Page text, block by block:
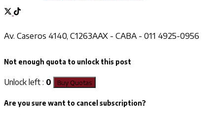
Av. Caseros 4140, C1263AAX - CABA - 011 4925-0956
Not enough quota to unlock this post
Unlock left : 0 Buy Quotas
Are you sure want to cancel subscription?